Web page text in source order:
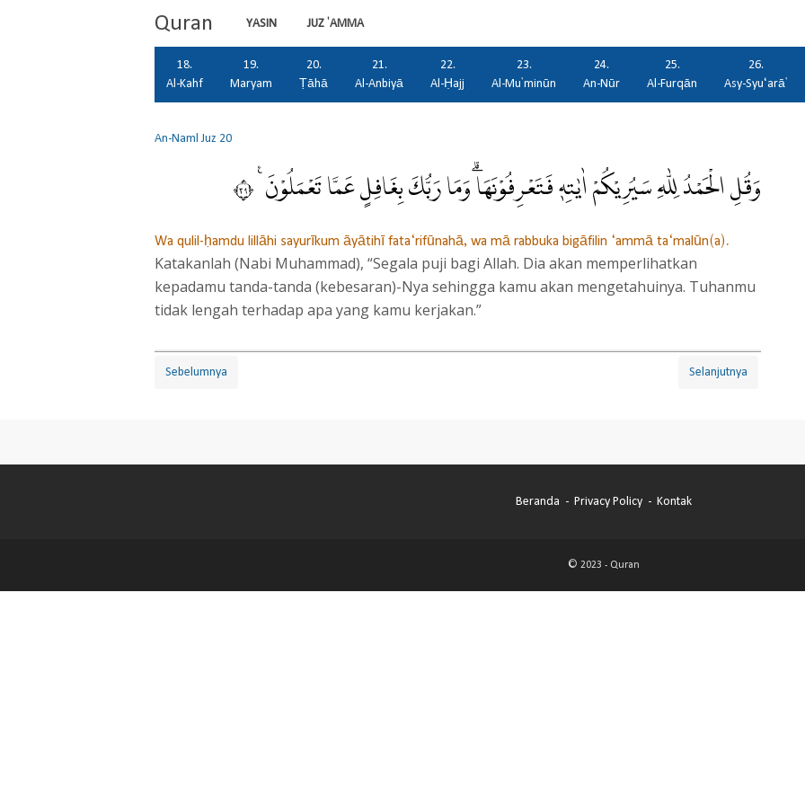
Quran YASIN
JUZ 'AMMA
18.
Al-Kahf
19.
Maryam
20.
Ṭāhā
21.
Al-Anbiyā
22.
Al-Ḥajj
23.
Al-Mu'minūn
24.
An-Nūr
25.
Al-Furqān
26.
Asy-Syu‘arā'
An-NamlJuz 20
وَقُلِ الْحَمْدُ لِلّٰهِ سَيُرِيْكُمْ اٰيٰتِهٖ فَتَعْرِفُوْنَهَاۗ وَمَا رَبُّكَ بِغَافِلٍ عَمَّا تَعْمَلُوْنَ ࣖ ٩٣
Wa qulil-ḥamdu lillāhi sayurīkum āyātihī fata‘rifūnahā, wa mā rabbuka bigāfilin ‘ammā ta‘malūn(a).
Katakanlah (Nabi Muhammad), “Segala puji bagi Allah. Dia akan memperlihatkan
kepadamu tanda-tanda (kebesaran)-Nya sehingga kamu akan mengetahuinya. Tuhanmu
tidak lengah terhadap apa yang kamu kerjakan.”
Sebelumnya Selanjutnya
Beranda Privacy Policy Kontak
© 2023 - Quran